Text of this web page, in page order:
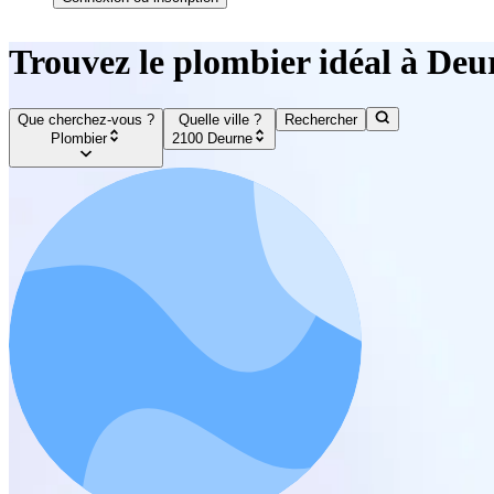
Trouvez le plombier idéal à
Que cherchez-vous ?
Plombier
Quelle ville ?
2100 Deurne
Rechercher